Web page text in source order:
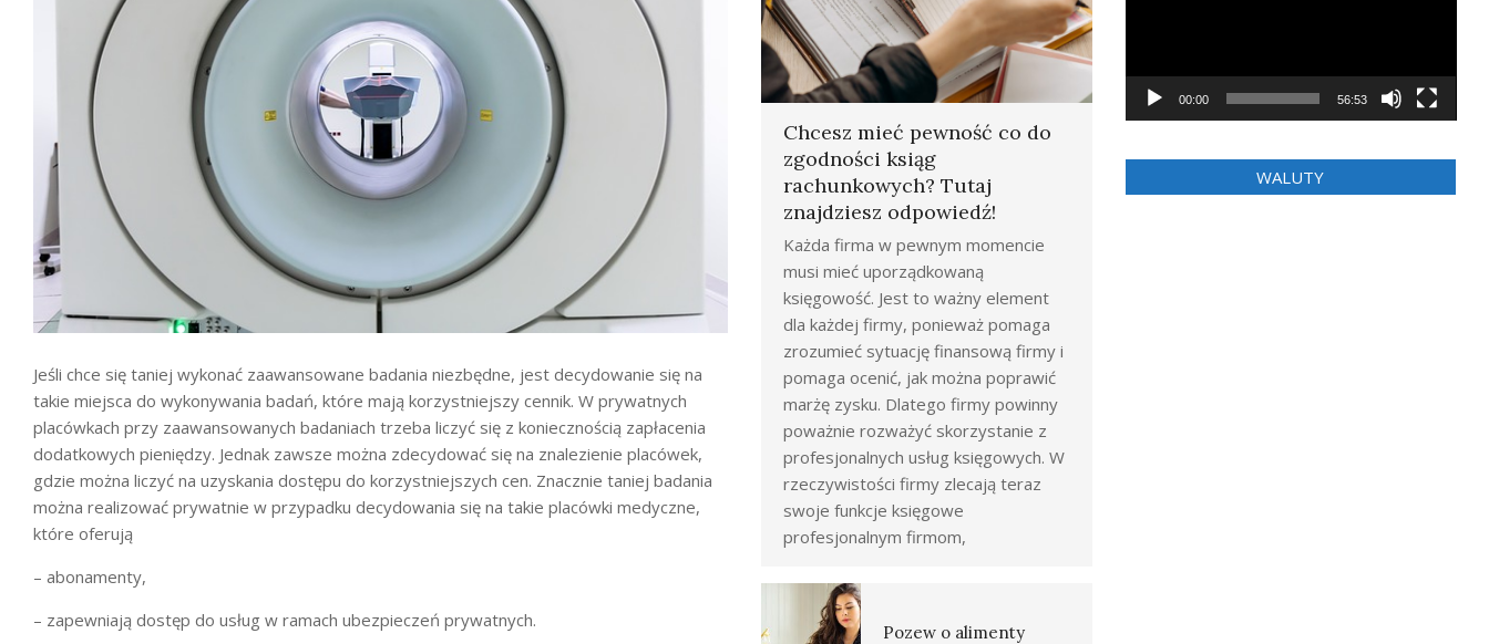
Jeśli chce się taniej wykonać zaawansowane badania niezbędne, jest decydowanie się na
takie miejsca do wykonywania badań, które mają korzystniejszy cennik. W prywatnych
placówkach przy zaawansowanych badaniach trzeba liczyć się z koniecznością zapłacenia
dodatkowych pieniędzy. Jednak zawsze można zdecydować się na znalezienie placówek,
gdzie można liczyć na uzyskania dostępu do korzystniejszych cen. Znacznie taniej badania
można realizować prywatnie w przypadku decydowania się na takie placówki medyczne,
które oferują
– abonamenty,
– zapewniają dostęp do usług w ramach ubezpieczeń prywatnych.
Chcesz mieć pewność co do
zgodności ksiąg
rachunkowych? Tutaj
znajdziesz odpowiedź!
Każda firma w pewnym momencie
musi mieć uporządkowaną
księgowość. Jest to ważny element
dla każdej firmy, ponieważ pomaga
zrozumieć sytuację finansową firmy i
pomaga ocenić, jak można poprawić
marżę zysku. Dlatego firmy powinny
poważnie rozważyć skorzystanie z
profesjonalnych usług księgowych. W
rzeczywistości firmy zlecają teraz
swoje funkcje księgowe
profesjonalnym firmom,
Pozew o alimenty
00:00 56:53
WALUTY